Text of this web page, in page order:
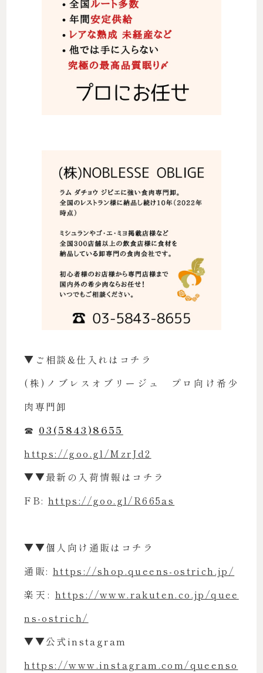
▼ご相談&仕入れはコチラ
(株)ノブレスオブリージュ プロ向け希少
肉専門卸
☎︎ 03(5843)8655
https://goo.gl/MzrJd2
▼▼最新の入荷情報はコチラ
FB: https://goo.gl/R665as
▼▼個人向け通販はコチラ
通販: https://shop.queens-ostrich.jp/
楽天: https://www.rakuten.co.jp/quee
ns-ostrich/
▼▼公式instagram
https://www.instagram.com/queenso